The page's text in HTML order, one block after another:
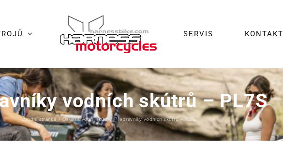
SERVIS KONTAKT
vodních skútrů – PL7S
Úvodní stránka / Ostatní,vodní skútr / Přepravníky vodních skútrů – PL7S